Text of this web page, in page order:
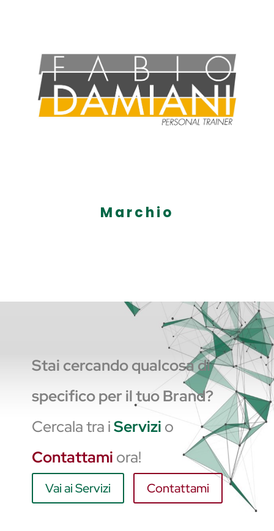
Marchio
Stai cercando qualcosa di
specifico per il tuo Brand?
Cercala tra iServizi o
Contattami ora!
Vai ai Servizi Contattami